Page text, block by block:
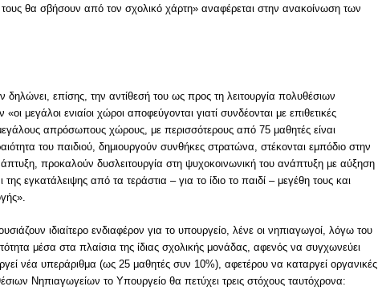
τους θα σβήσουν από τον σχολικό χάρτη» αναφέρεται στην ανακοίνωση των
επίσης, την αντίθεσή του ως προς τη λειτουργία πολυθέσιων
μεγάλοι ενιαίοι χώροι αποφεύγονται γιατί συνδέονται με επιθετικές
απρόσωπους χώρους, με περισσότερους από 75 μαθητές είναι
του παιδιού, δημιουργούν συνθήκες στρατώνα, στέκονται εμπόδιο στην
προκαλούν δυσλειτουργία στη ψυχοκοινωνική του ανάπτυξη με αύξηση
εγκατάλειψης από τα τεράστια – για το ίδιο το παιδί – μεγέθη τους και
ιδιαίτερο ενδιαφέρον για το υπουργείο, λένε οι νηπιαγωγοί, λόγω του
μέσα στα πλαίσια της ίδιας σχολικής μονάδας, αφενός να συγχωνεύει
νέα υπεράριθμα (ως 25 μαθητές συν 10%), αφετέρου να καταργεί οργανικές
Νηπιαγωγείων το Υπουργείο θα πετύχει τρεις στόχους ταυτόχρονα: